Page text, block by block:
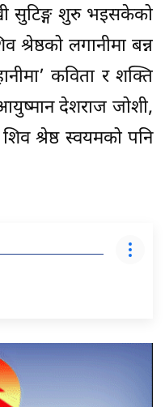
सुटिङ्ग शुरु भइसकेको
श्रेष्ठको लगानीमा बन्न
कविता र शक्ति
देशराज जोशी,
श्रेष्ठ स्वयमको पनि